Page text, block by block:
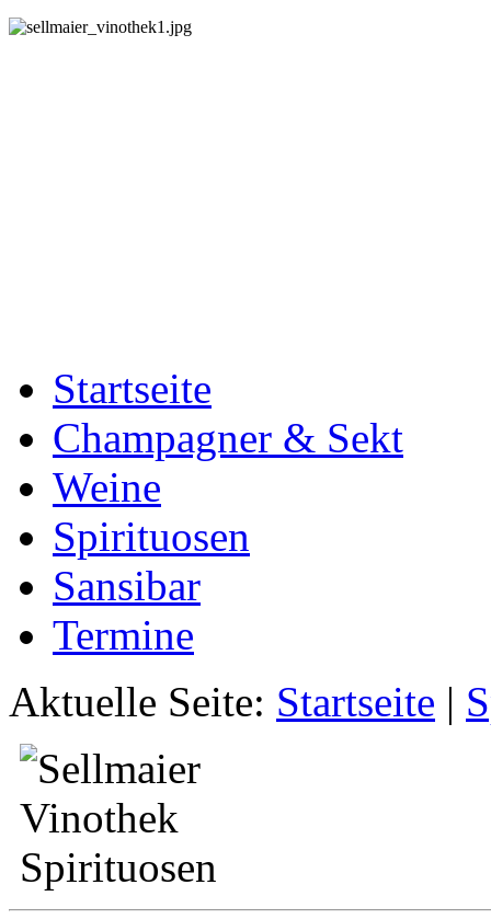
Startseite
Champagner & Sekt
Weine
Spirituosen
Sansibar
Termine
Aktuelle Seite: Startseite |